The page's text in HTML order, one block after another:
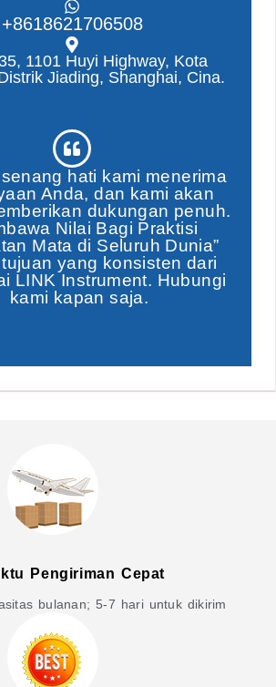
+8618621706508
1101 Huyi Highway, Kota
Jiading, Shanghai, Cina.
hati kami menerima
Anda, dan kami akan
dukungan penuh.
Nilai Bagi Praktisi
Mata di Seluruh Dunia”
yang konsisten dari
LINK Instrument. Hubungi
kami kapan saja.
Pengiriman Cepat
bulanan; 5-7 hari untuk dikirim